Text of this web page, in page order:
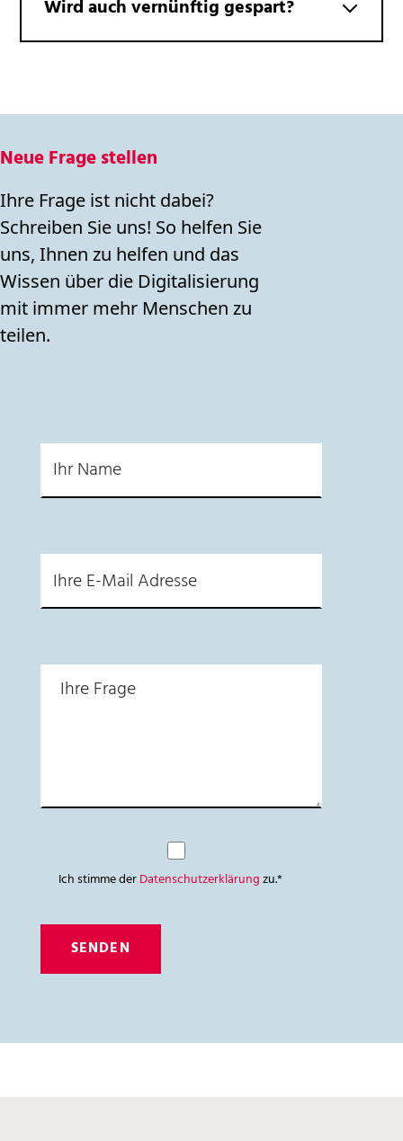
Wird auch vernünftig gespart?
Neue Frage stellen
Ihre Frage ist nicht dabei?
Schreiben Sie uns! So helfen Sie
uns, Ihnen zu helfen und das
Wissen über die Digitalisierung
mit immer mehr Menschen zu
teilen.
Ich stimme derDatenschutzerklärungzu.*